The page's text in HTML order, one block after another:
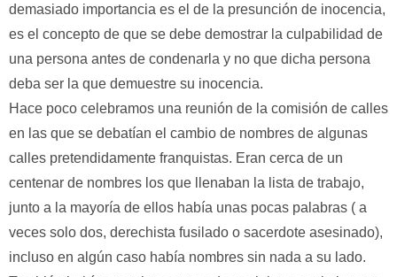
demasiado importancia es el de la presunción de inocencia,
es el concepto de que se debe demostrar la culpabilidad de
una persona antes de condenarla y no que dicha persona
deba ser la que demuestre su inocencia.
Hace poco celebramos una reunión de la comisión de calles
en las que se debatían el cambio de nombres de algunas
calles pretendidamente franquistas. Eran cerca de un
centenar de nombres los que llenaban la lista de trabajo,
junto a la mayoría de ellos había unas pocas palabras ( a
veces solo dos, derechista fusilado o sacerdote asesinado),
incluso en algún caso había nombres sin nada a su lado.